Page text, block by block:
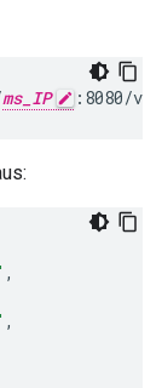
ms_IP :8080/
,
,